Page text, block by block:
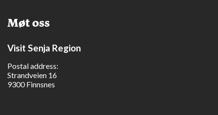
Møt oss
Visit Senja Region
Postal address:
Strandveien 16
9300 Finnsnes